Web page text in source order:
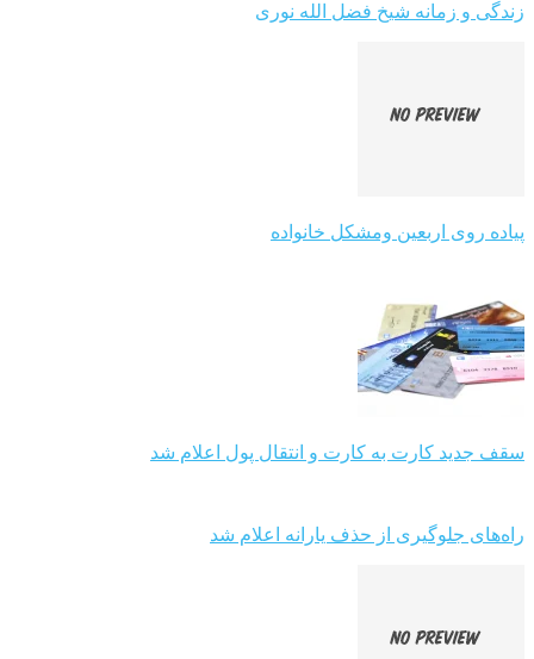
زندگی و زمانه شیخ فضل الله نوری
پیاده روی اربعین ومشکل خانواده
سقف جدید کارت به کارت و انتقال پول اعلام شد
راه‌های جلوگیری از حذف یارانه اعلام شد